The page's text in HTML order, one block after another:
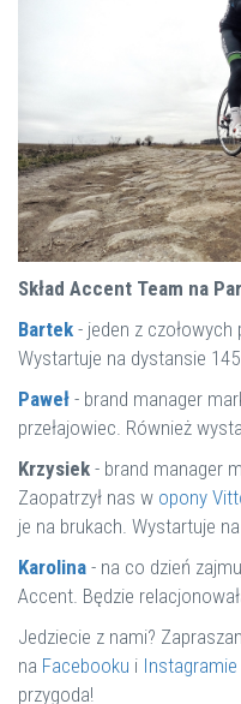
Skład Accent Team na
Bartek - jeden z czołowych
Wystartuje na dystansie
Paweł - brand manager
przełajowiec. Również
Krzysiek - brand manager
Zaopatrzył nas w opony
je na brukach. Wystartuje
Karolina - na co dzień
Accent. Będzie
Jedziecie z nami?
na Facebooku i Instagramie
przygoda!